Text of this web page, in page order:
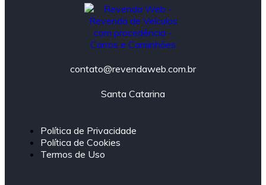
contato@revendaweb.com.br
Santa Catarina
Política de Privacidade
Política de Cookies
Termos de Uso